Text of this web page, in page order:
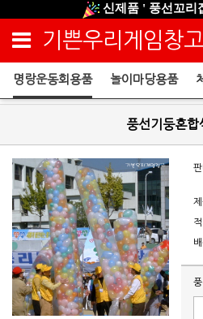
신제품 ' 풍선꼬리
신규회원 HAPPY
❤ 신제품 ' 컬링&볼
기쁜우리게임창고
명랑운동회용품 놀이마당용품
풍선기둥혼
배